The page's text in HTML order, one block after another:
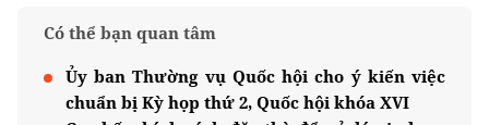
Có thể bạn quan tâm
Ủy ban Thường vụ Quốc hội cho ý kiến việc
chuẩn bị Kỳ họp thứ 2, Quốc hội khóa XVI